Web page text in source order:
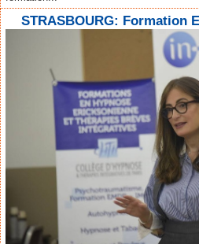
STRASBOURG: Formation